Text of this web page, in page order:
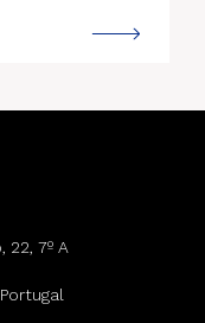
22, 7º A